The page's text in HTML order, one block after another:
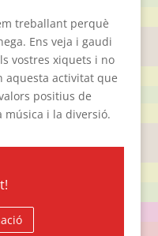
treballant perquè
Ens veja i gaudi
vostres xiquets i no
aquesta activitat que
positius de
música i la diversió.